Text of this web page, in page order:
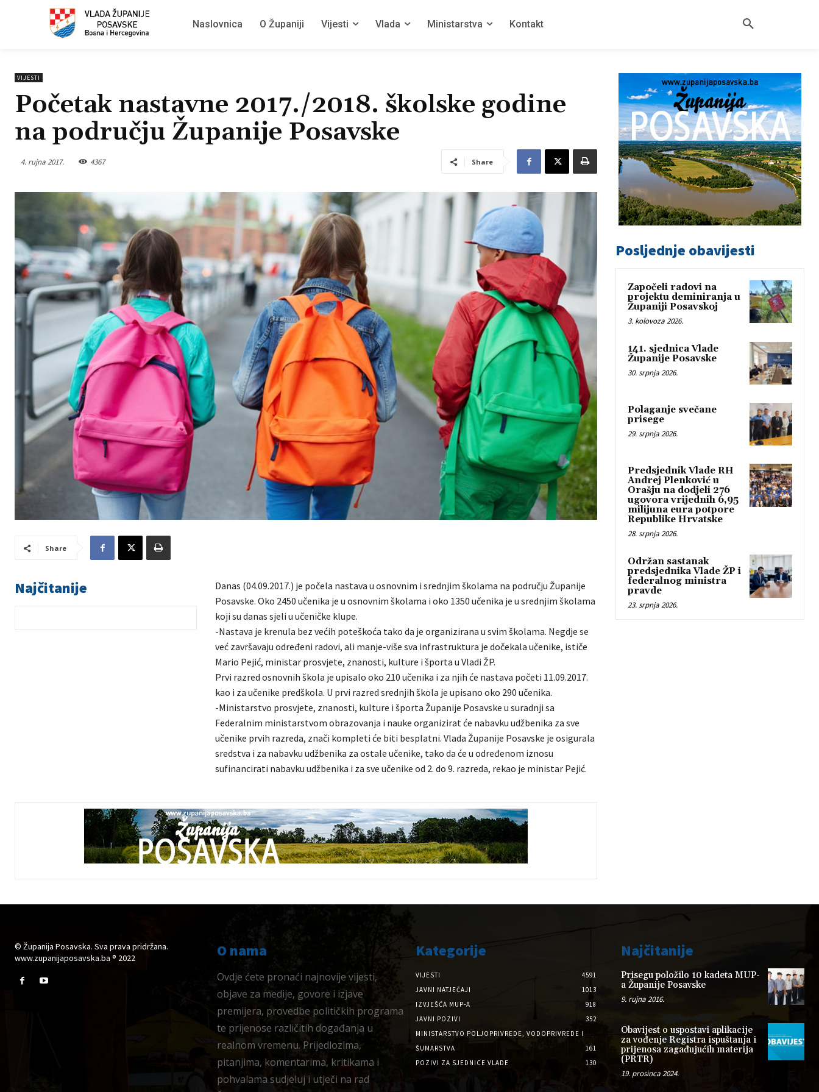
Naslovnica O Županiji Vijesti Vlada Ministarstva Kontakt
VIJESTI
Početak nastavne 2017./2018. školske godine
na području Županije Posavske
4. rujna 2017. 4367 Share
Share
Najčitanije
Danas (04.09.2017.) je počela nastava u osnovnim i srednjim školama na području Županije
Posavske. Oko 2450 učenika je u osnovnim školama i oko 1350 učenika je u srednjim školama
koji su danas sjeli u učeničke klupe.
-Nastava je krenula bez većih poteškoća tako da je organizirana u svim školama. Negdje se
već završavaju određeni radovi, ali manje-više sva infrastruktura je dočekala učenike, ističe
Mario Pejić, ministar prosvjete, znanosti, kulture i športa u Vladi ŽP.
Prvi razred osnovnih škola je upisalo oko 210 učenika i za njih će nastava početi 11.09.2017.
kao i za učenike predškola. U prvi razred srednjih škola je upisano oko 290 učenika.
-Ministarstvo prosvjete, znanosti, kulture i športa Županije Posavske u suradnji sa
Federalnim ministarstvom obrazovanja i nauke organizirat će nabavku udžbenika za sve
učenike prvih razreda, znači kompleti će biti besplatni. Vlada Županije Posavske je osigurala
sredstva i za nabavku udžbenika za ostale učenike, tako da će u određenom iznosu
sufinancirati nabavku udžbenika i za sve učenike od 2. do 9. razreda, rekao je ministar Pejić.
Posljednje obavijesti
Započeli radovi na
projektu deminiranja u
Županiji Posavskoj
3. kolovoza 2026.
141. sjednica Vlade
Županije Posavske
30. srpnja 2026.
Polaganje svečane
prisege
29. srpnja 2026.
Predsjednik Vlade RH
Andrej Plenković u
Orašju na dodjeli 276
ugovora vrijednih 6,95
milijuna eura potpore
Republike Hrvatske
28. srpnja 2026.
Održan sastanak
predsjednika Vlade ŽP i
federalnog ministra
pravde
23. srpnja 2026.
© Županija Posavska. Sva prava pridržana.
www.zupanijaposavska.ba ® 2022
O nama
Ovdje ćete pronaći najnovije vijesti,
objave za medije, govore i izjave
premijera, provedbe političkih programa
te prijenose različitih događanja u
realnom vremenu. Prijedlozima,
pitanjima, komentarima, kritikama i
pohvalama sudjeluj i utječi na rad
Kategorije
VIJESTI
4591
JAVNI NATJEČAJI
1013
IZVJEŠĆA MUP-A
918
JAVNI POZIVI
352
MINISTARSTVO POLJOPRIVREDE, VODOPRIVREDE I
ŠUMARSTVA
161
POZIVI ZA SJEDNICE VLADE
130
Najčitanije
Prisegu položilo 10 kadeta MUP-
a Županije Posavske
9. rujna 2016.
Obavijest o uspostavi aplikacije
za vođenje Registra ispuštanja i
prijenosa zagađujućih materija
(PRTR)
19. prosinca 2024.